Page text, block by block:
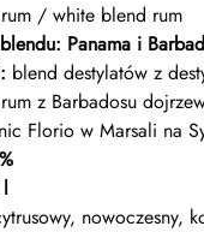
rum / white blend rum
Panama i
blend destylatów z
rum z Barbadosu
Florio w Marsali na
l
nowoczesny,